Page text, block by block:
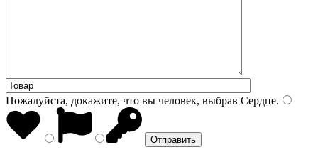
Пожалуйста, докажите, что вы человек, выбрав Сердце.